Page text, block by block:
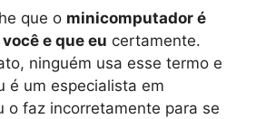
que o minicomputador é
e que eu certamente.
ninguém usa esse termo e
é um especialista em
o faz incorretamente para se